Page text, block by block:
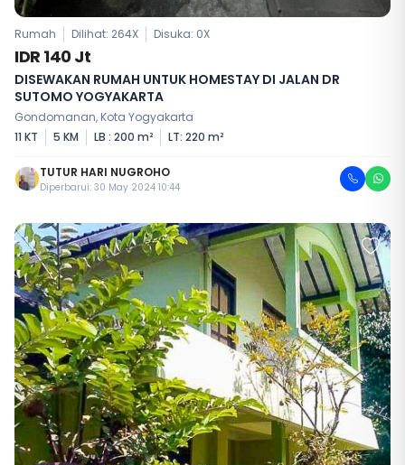
Rumah Dilihat: 264X Disuka: 0X
IDR 140 Jt
DISEWAKAN RUMAH UNTUK HOMESTAY DI JALAN DR
SUTOMO YOGYAKARTA
Gondomanan, Kota Yogyakarta
11 KT
5 KM LB : 200 m² LT: 220 m²
TUTUR HARI NUGROHO
Diperbarui: 30 May 2024 10:44